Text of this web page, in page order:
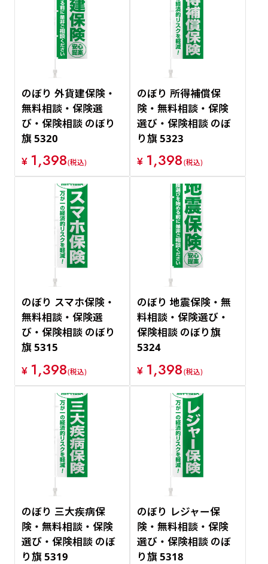
のぼり 外貨建保険・
無料相談・保険選
び・保険相談 のぼり
旗 5320
¥ 1,398(税込)
のぼり 所得補償保
険・無料相談・保険
選び・保険相談 のぼ
り旗 5323
¥ 1,398(税込)
のぼり スマホ保険・
無料相談・保険選
び・保険相談 のぼり
旗 5315
¥ 1,398(税込)
のぼり 地震保険・無
料相談・保険選び・
保険相談 のぼり旗
5324
¥ 1,398(税込)
のぼり 三大疾病保
険・無料相談・保険
選び・保険相談 のぼ
り旗 5319
のぼり レジャー保
険・無料相談・保険
選び・保険相談 のぼ
り旗 5318